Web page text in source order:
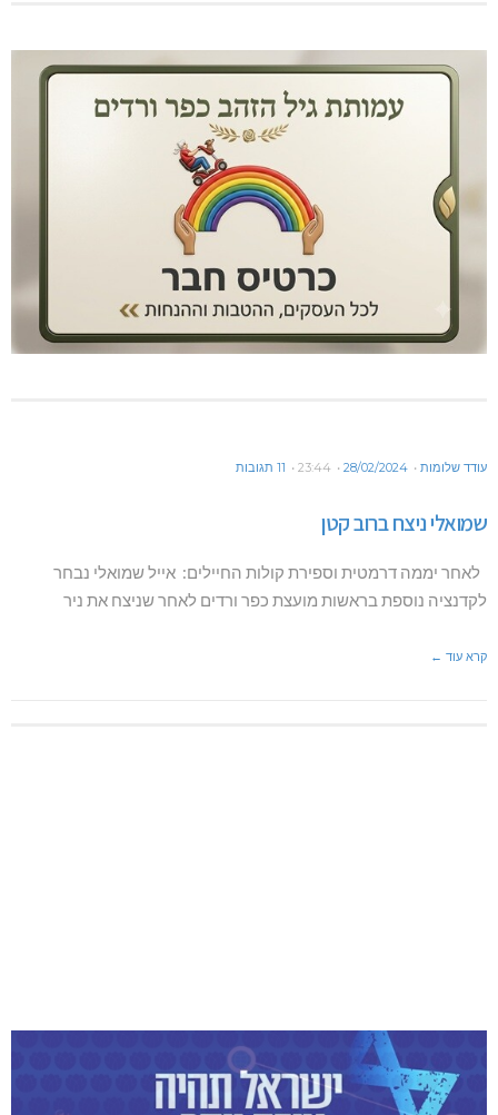
עודד שלומות 28/02/2024
23:44 11 תגובות
שמואלי ניצח ברוב קטן
לאחר יממה דרמטית וספירת קולות החיילים: אייל שמואלי נבחר
לקדנציה נוספת בראשות מועצת כפר ורדים לאחר שניצח את ניר
קרא עוד ←